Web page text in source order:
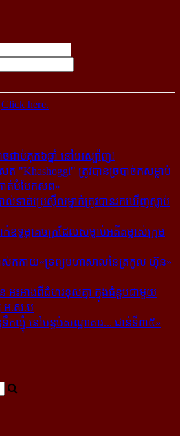
Click here.
ជាប់​គុក​៦ឆ្នាំ នៅ​អេស្ប៉ាញ!
ែត "Khashoggi" ត្រូវ​បាន​ច្របាច់ក​សម្លាប់​
កាត់​បំបែក​សព»
ល់ទាត់​ប្រេស៊ីល​ម្នាក់​ត្រូវ​បាន​រក​ឃើញ​ស្លាប់​
ាក់​ឧទ្ធម្ភាគចក្រ​ដែល​សម្លាប់​អតីត​ម្ចាស់​ក្រុម​
ស់​កកាយ​«ទ្រព្យមហាសាល​នៃ​ត្រកូល ហ៊ុន»​
អះអាង​ពី​ជំហរ​ខុស​គ្នា ក្នុង​ជំនួប​ជាមួយ​
អ.ស.ប
ទទឹកឃ្មុំ នៅបន្ទប់សណ្ឋាគារ... ជាន់ទី៣៥»